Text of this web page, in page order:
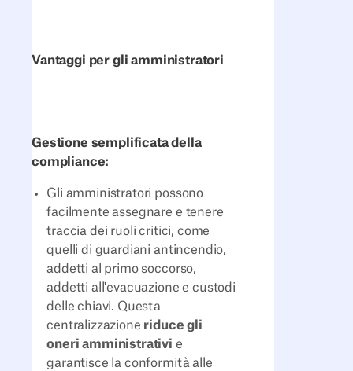
Vantaggi per gli amministratori
Gestione semplificata della
compliance:
Gli amministratori possono
facilmente assegnare e tenere
traccia dei ruoli critici, come
quelli di guardiani antincendio,
addetti al primo soccorso,
addetti all'evacuazione e custodi
delle chiavi. Questa
centralizzazione riduce gli
oneri amministrativi e
garantisce la conformità alle